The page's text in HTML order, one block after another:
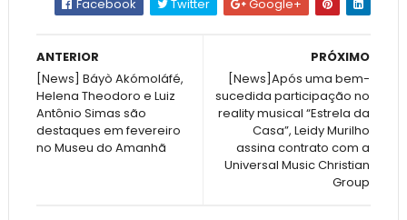
Facebook
Twitter Google+
PRÓXIMO
[News]Após uma bem-
sucedida participação no
reality musical “Estrela da
Casa”, Leidy Murilho
assina contrato com a
Universal Music Christian
Group
ANTERIOR
[News] Báyò Akómoláfé,
Helena Theodoro e Luiz
Antônio Simas são
destaques em fevereiro
no Museu do Amanhã